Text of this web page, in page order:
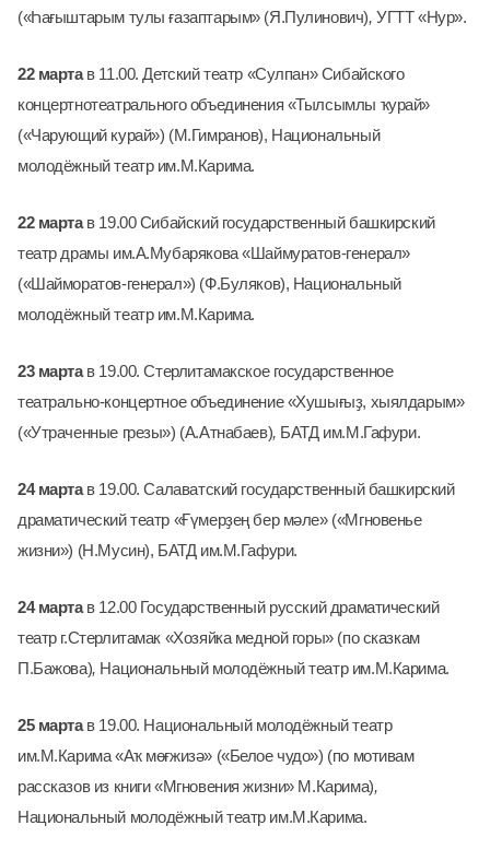
(«Һағыштарым тулы ғазаптарым» (Я.Пулинович), УГТТ «Нур».
22 мартав 11.00. Детский театр «Сулпан» Сибайского
концертнотеатрального объединения «Тылсымлы ҡурай»
(«Чарующий курай») (М.Гимранов), Национальный
молодёжный театр им.М.Карима.
22 мартав 19.00 Сибайский государственный башкирский
театр драмы им.А.Мубарякова «Шаймуратов-генерал»
(«Шайморатов-генерал») (Ф.Буляков), Национальный
молодёжный театр им.М.Карима.
23 мартав 19.00. Стерлитамакское государственное
театрально-концертное объединение «Хушығыҙ, хыялдарым»
(«Утраченные грезы») (А.Атнабаев), БАТД им.М.Гафури.
24 мартав 19.00. Салаватский государственный башкирский
драматический театр «Ғүмерҙең бер мәле» («Мгновенье
жизни») (Н.Мусин), БАТД им.М.Гафури.
24 мартав 12.00 Государственный русский драматический
театр г.Стерлитамак «Хозяйка медной горы» (по сказкам
П.Бажова), Национальный молодёжный театр им.М.Карима.
25 мартав 19.00. Национальный молодёжный театр
им.М.Карима «Аҡ мөғжизә» («Белое чудо») (по мотивам
рассказов из книги «Мгновения жизни» М.Карима),
Национальный молодёжный театр им.М.Карима.